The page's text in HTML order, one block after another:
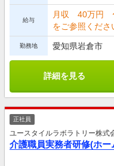
給与
月収 40万円
をご参照くださ
勤務地 愛知県岩倉市
詳細を見る
正社員
ユースタイルラボラトリー株式
介護職員実務者研修(ホ